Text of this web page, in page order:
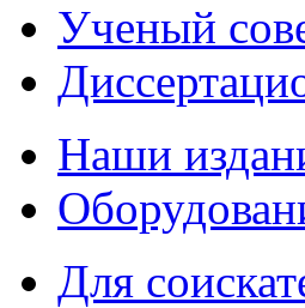
Ученый
Наши
Для